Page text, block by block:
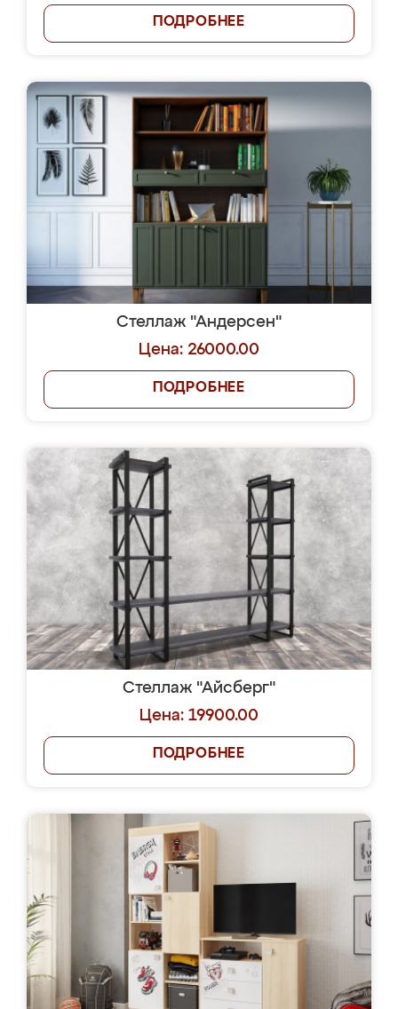
ПОДРОБНЕЕ
Стеллаж "Андерсен"
Цена: 26000.00
ПОДРОБНЕЕ
Стеллаж "Айсберг"
Цена: 19900.00
ПОДРОБНЕЕ